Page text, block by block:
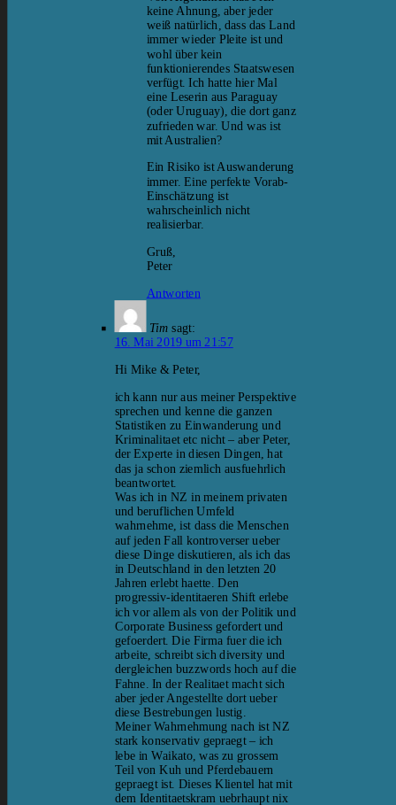
keine Ahnung, aber jeder
weiß natürlich, dass das Land
immer wieder Pleite ist und
wohl über kein
funktionierendes Staatswesen
verfügt. Ich hatte hier Mal
eine Leserin aus Paraguay
(oder Uruguay), die dort ganz
zufrieden war. Und was ist
mit Australien?
Ein Risiko ist Auswanderung
immer. Eine perfekte Vorab-
Einschätzung ist
wahrscheinlich nicht
realisierbar.
Gruß,
Peter
Antworten
Tim sagt:
16. Mai 2019 um 21:57
Hi Mike & Peter,
ich kann nur aus meiner Perspektive
sprechen und kenne die ganzen
Statistiken zu Einwanderung und
Kriminalitaet etc nicht – aber Peter,
der Experte in diesen Dingen, hat
das ja schon ziemlich ausfuehrlich
beantwortet.
Was ich in NZ in meinem privaten
und beruflichen Umfeld
wahrnehme, ist dass die Menschen
auf jeden Fall kontroverser ueber
diese Dinge diskutieren, als ich das
in Deutschland in den letzten 20
Jahren erlebt haette. Den
progressiv-identitaeren Shift erlebe
ich vor allem als von der Politik und
Corporate Business gefordert und
gefoerdert. Die Firma fuer die ich
arbeite, schreibt sich diversity und
dergleichen buzzwords hoch auf die
Fahne. In der Realitaet macht sich
aber jeder Angestellte dort ueber
diese Bestrebungen lustig.
Meiner Wahrnehmung nach ist NZ
stark konservativ gepraegt – ich
lebe in Waikato, was zu grossem
Teil von Kuh und Pferdebauern
gepraegt ist. Dieses Klientel hat mit
dem Identitaetskram uebrhaupt nix